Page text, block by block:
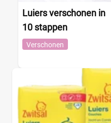
Luiers verschonen in
10 stappen
Verschonen